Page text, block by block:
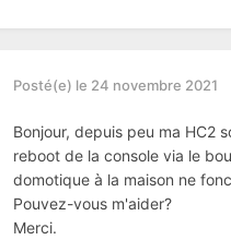
Posté(e) le 24 novembre 2021
Bonjour, depuis peu ma HC2
reboot de la console via le
domotique à la maison ne
Pouvez-vous m'aider?
Merci.